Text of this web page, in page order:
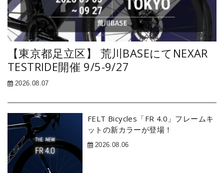
【東京都足立区】 荒川BASEにてNEXAR
TESTRIDE開催 9/5-9/27
2026.08.07
FELT Bicycles「FR 4.0」フレームキ
ットの新カラーが登場！
2026.08.06